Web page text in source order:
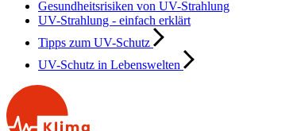
Gesundheitsrisiken von UV-Strahlung
UV-Strahlung - einfach erklärt
Tipps zum UV-Schutz
UV-Schutz in Lebenswelten